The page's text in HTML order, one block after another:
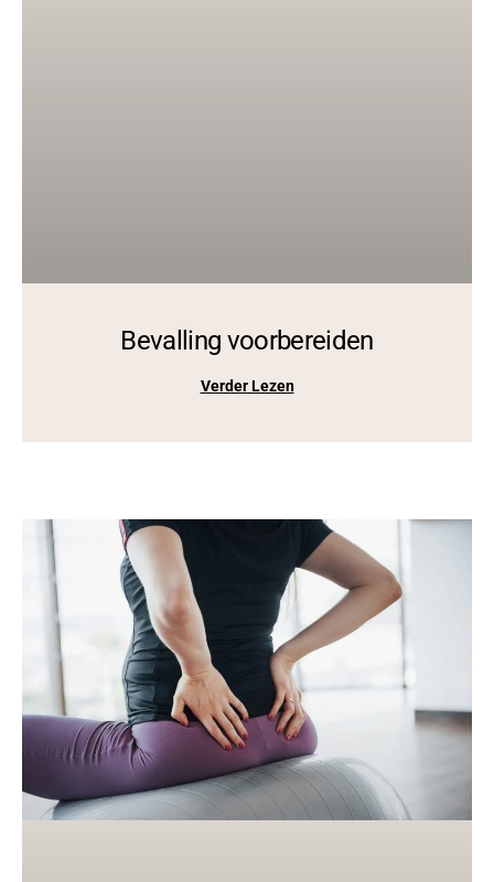
Bevalling voorbereiden
Verder Lezen